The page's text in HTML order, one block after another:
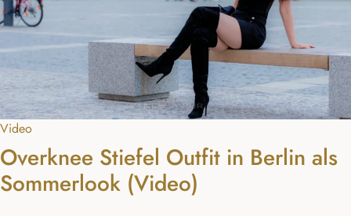
Video
Overknee Stiefel Outfit in Berlin als
Sommerlook (Video)